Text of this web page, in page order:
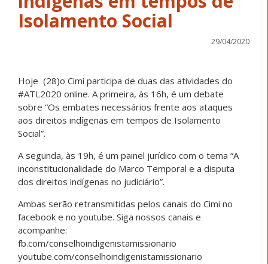
Isolamento Social
29/04/2020
Hoje (28)o Cimi participa de duas das atividades do
#ATL2020 online. A primeira, às 16h, é um debate
sobre “Os embates necessários frente aos ataques
aos direitos indígenas em tempos de Isolamento
Social”.
A segunda, às 19h, é um painel jurídico com o tema “A
inconstitucionalidade do Marco Temporal e a disputa
dos direitos indígenas no judiciário”.
Ambas serão retransmitidas pelos canais do Cimi no
facebook e no youtube. Siga nossos canais e
acompanhe:
fb.com/conselhoindigenistamissionario
youtube.com/conselhoindigenistamissionario